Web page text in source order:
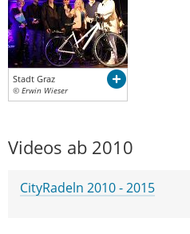
Stadt Graz
© Erwin Wieser
Videos ab 2010
CityRadeln 2010 - 2015